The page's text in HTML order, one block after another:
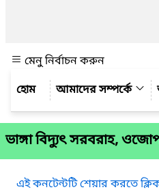
মেনু নির্বাচন করুন
আমাদের সম্পর্কে
ভাঙ্গা বিদ্যুৎ সরবরাহ,
এই কনটেন্টটি শেয়ার করতে